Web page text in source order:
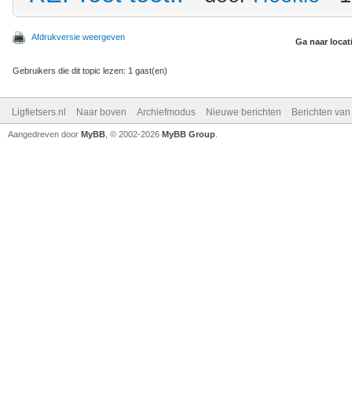
Afdrukversie weergeven Ga naar
Gebruikers die dit topic lezen: 1 gast(en)
Ligfietsers.nl Naar boven Archiefmodus Nieuwe berichten Berichten
Aangedreven door MyBB , © 2002-2026 MyBB Group